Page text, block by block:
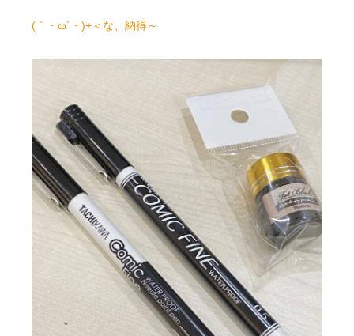
(｀・ω´・)+＜な、納得～